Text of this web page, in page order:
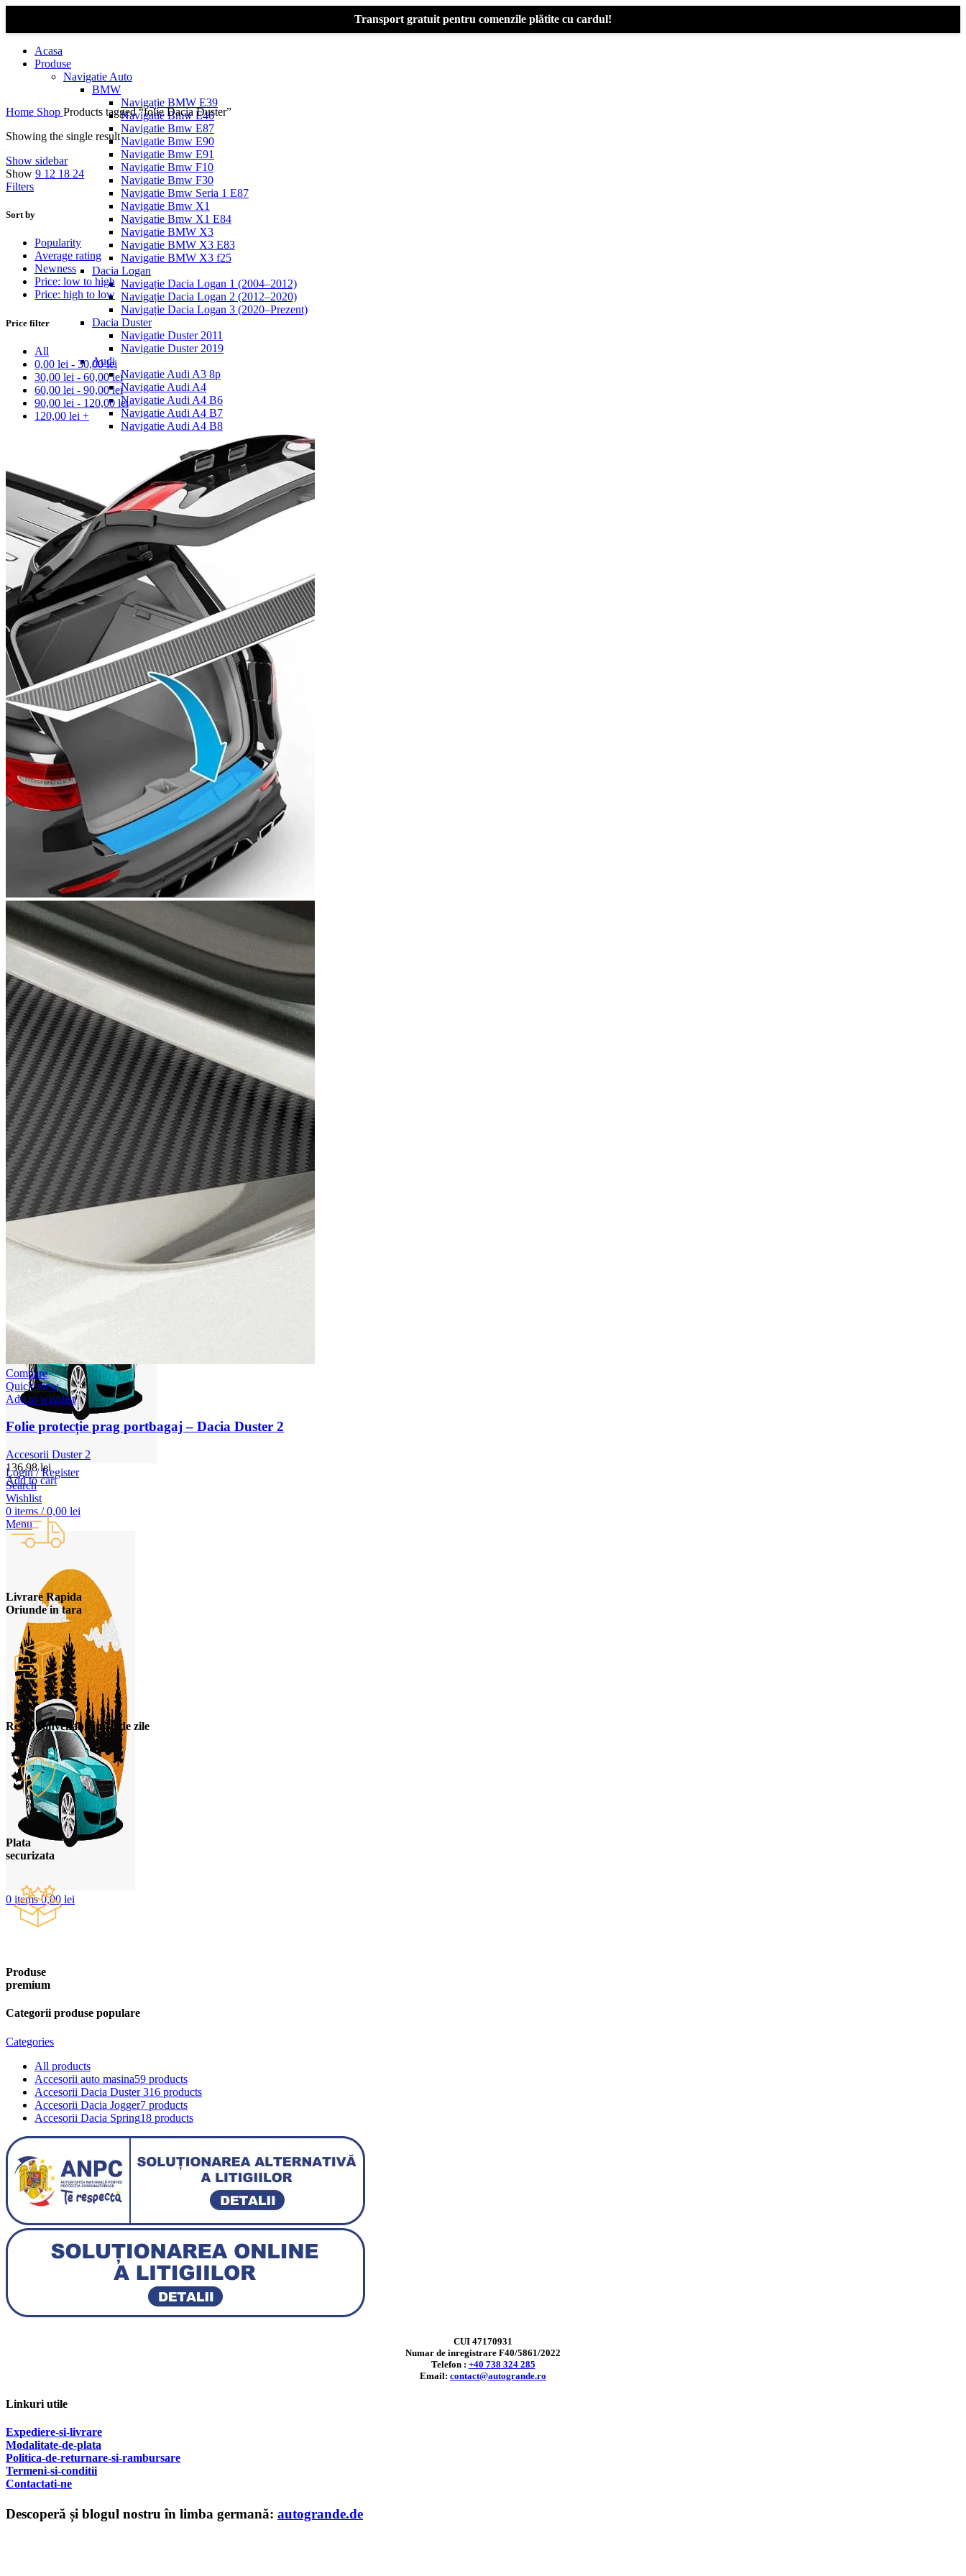
Transport gratuit pentru comenzile plătite cu cardul!
Acasa
Produse
Navigatie Auto
BMW
Navigație BMW E39
Navigatie Bmw E46
Navigatie Bmw E87
Navigatie Bmw E90
Navigatie Bmw E91
Navigatie Bmw F10
Navigatie Bmw F30
Navigatie Bmw Seria 1 E87
Navigatie Bmw X1
Navigatie Bmw X1 E84
Navigatie BMW X3
Navigatie BMW X3 E83
Navigatie BMW X3 f25
Dacia Logan
Navigație Dacia Logan 1 (2004–2012)
Navigație Dacia Logan 2 (2012–2020)
Navigație Dacia Logan 3 (2020–Prezent)
Dacia Duster
Navigatie Duster 2011
Navigatie Duster 2019
Audi
Navigatie Audi A3 8p
Navigatie Audi A4
Navigatie Audi A4 B6
Navigatie Audi A4 B7
Navigatie Audi A4 B8
Navigatie Audi A6 C5
Navigatie Audi A6 C6
Navigatie Audi A6 C7
Navigatie Audi Q5
Ford
Navigație Ford Fiesta
Navigație Ford Focus 1
Navigație Ford Focus 2
Navigație Ford Focus MK3
Navigație Ford Mondeo MK3
Navigație Ford Mondeo MK4
Navigație Ford Transit
Mercedes
Navigație Mercedes C Class W203
Navigație Mercedes C Class W204
Navigație Mercedes W203
Navigație Mercedes W204
Navigație Mercedes W211
Navigație Mercedes Sprinter
Passat
Navigație Passat B5
Navigație Passat B5 5
Navigație Passat B6
Navigație Passat B7
Navigație Passat B8
Navigație Passat CC
Navigație Skoda Fabia 1
Navigație Skoda Fabia 2
Navigație Skoda Octavia 1
Navigație Skoda Octavia 2
Navigație Skoda Octavia 3
Navigație Skoda Rapid
Navigație Skoda Superb 1
Navigație Skoda Superb 2
Navigație Toyota Avensis T25
Portbagaj Plafon Auto
Sub 350 Litri
Peste 350 Litri
Peste 450 litri
Accesorii auto masina
Accesorii Dacia Duster 3
Accesorii Duster 2
Accesorii Dacia Jogger
Parfum masina
Copertine auto
Incalzitor diesel
Antifurt masina
Blog
Despre Noi
Login / Register
Search
Wishlist
0 items / 0,00 lei
Menu
0 items 0,00 lei
Home Shop Products tagged “folie Dacia Duster”
Showing the single result
Show sidebar
Show 9 12 18 24
Filters
Sort by
Popularity
Average rating
Newness
Price: low to high
Price: high to low
Price filter
All
0,00 lei - 30,00lei
30,00 lei - 60,00lei
60,00 lei - 90,00lei
90,00 lei - 120,00 lei
120,00 lei +
Compare
Quick view
Add to wishlist
Folie protecție prag portbagaj – Dacia Duster 2
Accesorii Duster 2
136,98lei
Add to cart
Livrare Rapida
Oriunde in tara
Retur convenabil in 30 de zile
Plata
securizata
Produse
premium
Categorii produse populare
Categories
All products
Accesorii auto masina59 products
Accesorii Dacia Duster 316 products
Accesorii Dacia Jogger7 products
Accesorii Dacia Spring18 products
CUI 47170931
Numar de inregistrare F40/5861/2022
Telefon : +40 738 324 285
Email: contact@autogrande.ro
Linkuri utile
Expediere-si-livrare
Modalitate-de-plata
Politica-de-returnare-si-rambursare
Termeni-si-conditii
Contactati-ne
Descoperă și blogul nostru în limba germană: autogrande.de